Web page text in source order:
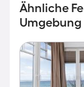
Ähnliche
Umgebung